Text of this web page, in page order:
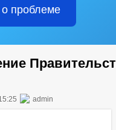
проблеме
admin